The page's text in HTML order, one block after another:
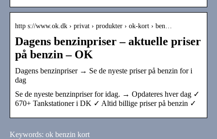
http s://www.ok.dk › privat › produkter › ok-kort › ben…
Dagens benzinpriser – aktuelle priser
på benzin – OK
Dagens benzinpriser → Se de nyeste priser på benzin for i
dag
Se de nyeste benzinpriser for idag. → Opdateres hver dag ✓
670+ Tankstationer i DK ✓ Altid billige priser på benzin ✓
Keywords: ok benzin kort